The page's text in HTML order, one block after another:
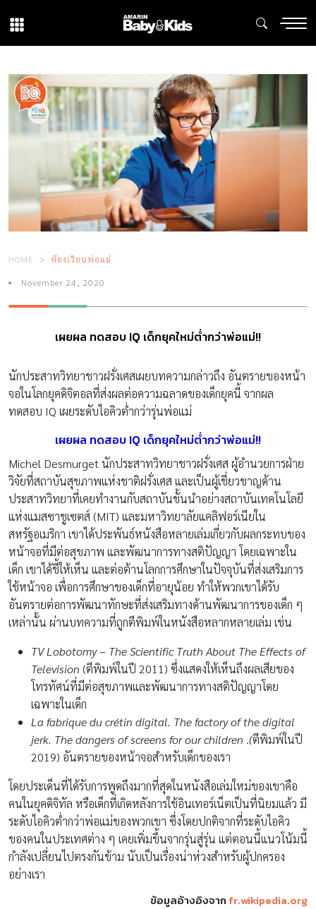
HOME ห้องเรียนพ่อแม่
November 24, 2020
เผยผล ทดสอบ IQ เด็กยุคใหม่ต่ำกว่าพ่อแม่!!
นักประสาทวิทยาชาวฝรั่งเศสเผยบทความกล่าวถึง อันตรายของหน้า
จอในโลกยุคดิจิตอลที่ส่งผลต่อความฉลาดของเด็กยุคนี้ จากผล
ทดสอบ IQ เผยระดับไอคิวต่ำกว่ารุ่นพ่อแม่
เผยผล ทดสอบ IQ เด็กยุคใหม่ต่ำกว่าพ่อแม่!!
Michel Desmurget นักประสาทวิทยาชาวฝรั่งเศส ผู้อำนวยการฝ่าย
วิจัยที่สถาบันสุขภาพแห่งชาติฝรั่งเศส และเป็นผู้เชี่ยวชาญด้าน
ประสาทวิทยาที่เคยทำงานกับสถาบันชั้นนำอย่างสถาบันเทคโนโลยี
แห่งแมสซาชูเซตส์ (MIT) และมหาวิทยาลัยแคลิฟอร์เนียใน
สหรัฐอเมริกา เขาได้ประพันธ์หนังสือหลายเล่มเกี่ยวกับผลกระทบของ
หน้าจอที่มีต่อสุขภาพ และพัฒนาการทางสติปัญญา โดยเฉพาะใน
เด็ก เขาได้ชี้ให้เห็น และต่อต้านโลกการศึกษาในปัจจุบันที่ส่งเสริมการ
ใช้หน้าจอ เพื่อการศึกษาของเด็กที่อายุน้อย ทำให้พวกเขาได้รับ
อันตรายต่อการพัฒนาทักษะที่ส่งเสริมทางด้านพัฒนาการของเด็ก ๆ
เหล่านั้น ผ่านบทความที่ถูกตีพิมพ์ในหนังสือหลากหลายเล่ม เช่น
TV Lobotomy – The Scientific Truth About The Effects of
Television (ตีพิมพ์ในปี 2011) ซึ่งแสดงให้เห็นถึงผลเสียของ
โทรทัศน์ที่มีต่อสุขภาพและพัฒนาการทางสติปัญญาโดย
เฉพาะในเด็ก
La fabrique du crétin digital. The factory of the digital
jerk. The dangers of screens for our children .(ตีพิมพ์ในปี
2019) อันตรายของหน้าจอสำหรับเด็กของเรา
โดยประเด็นที่ได้รับการพูดถึงมากที่สุดในหนังสือเล่มใหม่ของเขาคือ
คนในยุคดิจิทัล หรือเด็กที่เกิดหลังการใช้อินเทอร์เน็ตเป็นที่นิยมแล้ว มี
ระดับไอคิวต่ำกว่าพ่อแม่ของพวกเขา ซึ่งโดยปกติจากที่ระดับไอคิว
ของคนในประเทศต่าง ๆ เคยเพิ่มขึ้นจากรุ่นสู่รุ่น แต่ตอนนี้แนวโน้มนี้
กำลังเปลี่ยนไปตรงกันข้าม นับเป็นเรื่องน่าห่วงสำหรับผู้ปกครอง
อย่างเรา
ข้อมูลอ้างอิงจาก fr.wikipedia.org